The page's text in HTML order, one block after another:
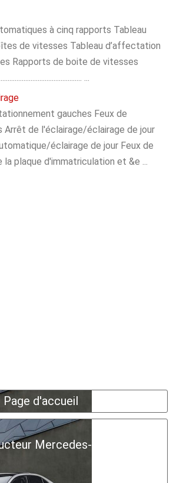
à cinq rapports Tableau
de vitesses Tableau d’affectation
Rapports de boite de vitesses
...
gauches Feux de
de l'éclairage/éclairage de jour
éclairage de jour Feux de
plaque d'immatriculation et &e ...
Page d'accueil
Mercedes-Benz Classe A